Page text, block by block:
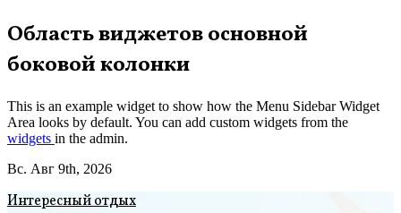
Перейти
к
содержимому
Область виджетов основной
боковой колонки
This is an example widget to show how the Menu Sidebar Widget
Area looks by default. You can add custom widgets from the
widgets in the admin.
Вс. Авг 9th, 2026
Интересный отдых